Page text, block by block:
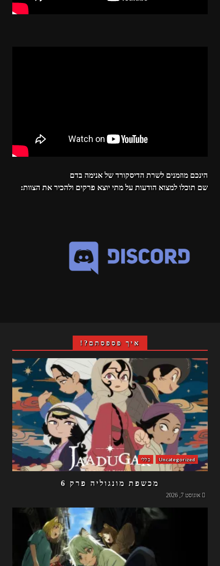
הינכם מוזמנים לשרת הדיסקורד של אנימה בדם
שם תוכלו למצוא הודעות על מתי יוצא פרקים ולהכיר את הצוות:
איך פספסתם?!
Uncategorized כללי
מכשפת מונגוליה פרק 6
אוגוסט 7, 2026